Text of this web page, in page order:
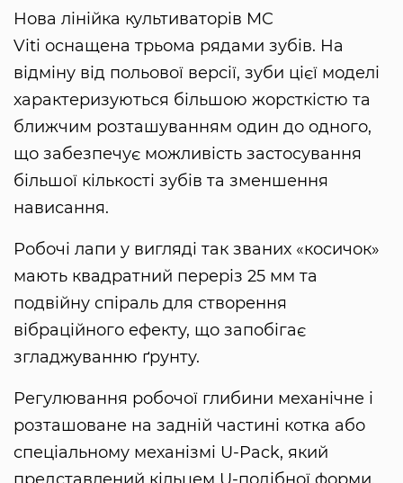
Нова лінійка культиваторів MC
Viti оснащена трьома рядами зубів. На
відміну від польової версії, зуби цієї моделі
характеризуються більшою жорсткістю та
ближчим розташуванням один до одного,
що забезпечує можливість застосування
більшої кількості зубів та зменшення
нависання.
Робочі лапи у вигляді так званих «косичок»
мають квадратний переріз 25 мм та
подвійну спіраль для створення
вібраційного ефекту, що запобігає
згладжуванню ґрунту.
Регулювання робочої глибини механічне і
розташоване на задній частині котка або
спеціальному механізмі U-Pack, який
представлений кільцем U-подібної форми.